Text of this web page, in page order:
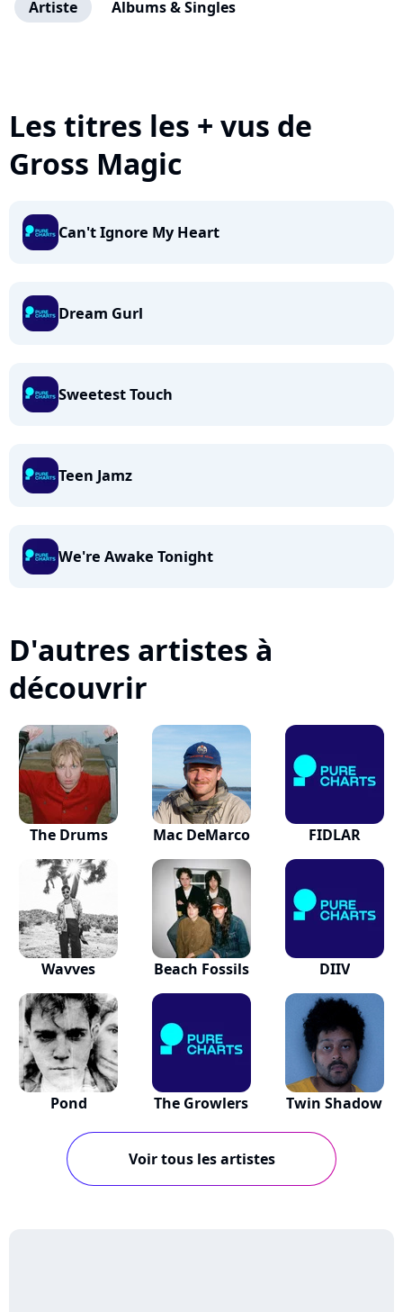
Artiste Albums & Singles
Les titres les + vus de
Gross Magic
Can't Ignore My Heart
Dream Gurl
Sweetest Touch
Teen Jamz
We're Awake Tonight
D'autres artistes à
découvrir
The Drums Mac DeMarco FIDLAR
Wavves Beach Fossils DIIV
Pond The Growlers Twin Shadow
Voir tous les artistes